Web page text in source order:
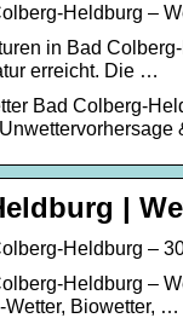
Heldburg –
in Bad
erreicht. Die …
Bad Colberg-
|
Heldburg –
Heldburg –
Wetter, Biowetter, …